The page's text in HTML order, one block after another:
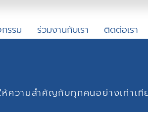
รรม ร่วมงานกับเรา ติดต่อเรา
ความสำคัญกับทุกคนอย่างเท่าเที